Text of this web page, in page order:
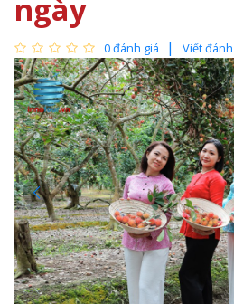
ngày
0 đánh giá Viết